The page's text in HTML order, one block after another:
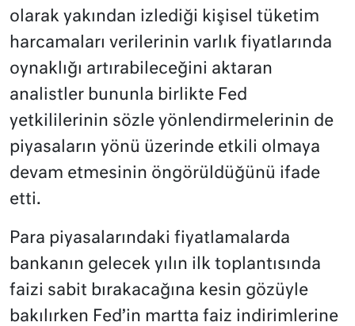
olarak yakından izlediği kişisel tüketim
harcamaları verilerinin varlık fiyatlarında
oynaklığı artırabileceğini aktaran
analistler bununla birlikte Fed
yetkililerinin sözle yönlendirmelerinin de
piyasaların yönü üzerinde etkili olmaya
devam etmesinin öngörüldüğünü ifade
etti.
Para piyasalarındaki fiyatlamalarda
bankanın gelecek yılın ilk toplantısında
faizi sabit bırakacağına kesin gözüyle
bakılırken Fed’in martta faiz indirimlerine